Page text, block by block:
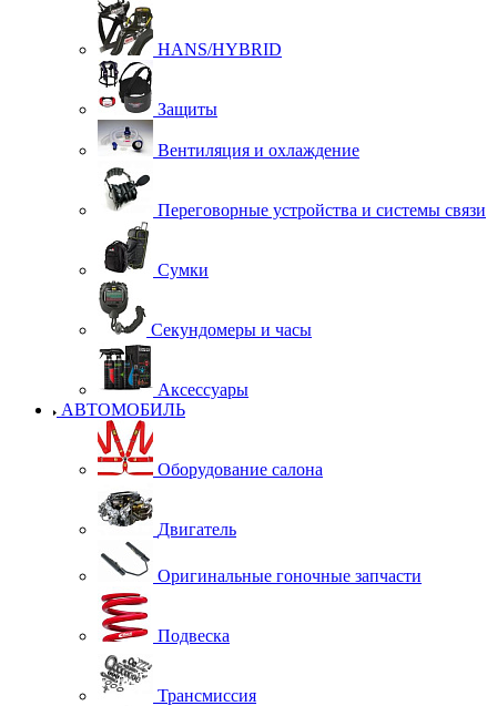
HANS/HYBRID
Защиты
Вентиляция и охлаждение
Переговорные устройства и системы связи
Сумки
Секундомеры и часы
Аксессуары
АВТОМОБИЛЬ
Оборудование салона
Двигатель
Оригинальные гоночные запчасти
Подвеска
Трансмиссия